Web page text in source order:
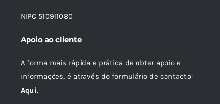
NIPC 510911080
Apoio ao cliente
A forma mais rápida e prática de obter apoio e
informações, é através do formulário de contacto:
Aqui.